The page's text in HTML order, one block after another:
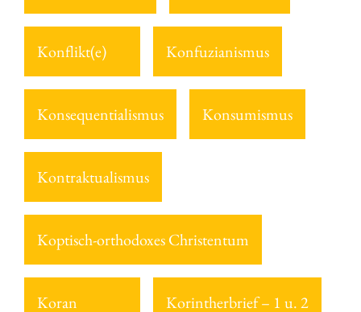
Konflikt(e) Konfuzianismus
Konsequentialismus Konsumismus
Kontraktualismus
Koptisch-orthodoxes Christentum
Koran Korintherbrief – 1 u. 2